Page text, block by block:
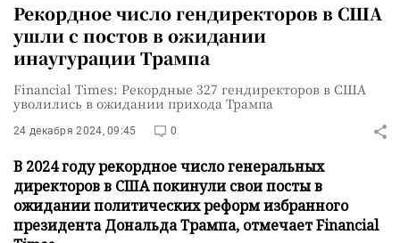
Рекордное число гендиректоров в США
ушли с постов в ожидании
инаугурации Трампа
Financial Times: Рекордные 327 гендиректоров в США
уволились в ожидании прихода Трампа
24 декабря 2024, 09:45 0
В 2024 году рекордное число генеральных
директоров в США покинули свои посты в
ожидании политических реформ избранного
президента Дональда Трампа, отмечает Financial